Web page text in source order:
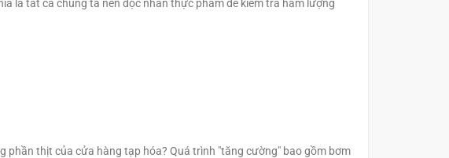
là tất cả chúng ta nên đọc nhãn thực phẩm để kiểm tra hàm lượng
thịt của cửa hàng tạp hóa? Quá trình "tăng cường" bao gồm bơm